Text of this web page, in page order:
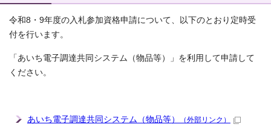
令和8・9年度の入札参加資格申請について、以下のとおり定時受
付を行います。
「あいち電子調達共同システム（物品等）」を利用して申請して
ください。
あいち電子調達共同システム（物品等） （外部リンク）